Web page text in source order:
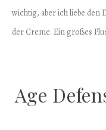
wichtig, aber ich liebe den
der Creme. Ein großes
Age